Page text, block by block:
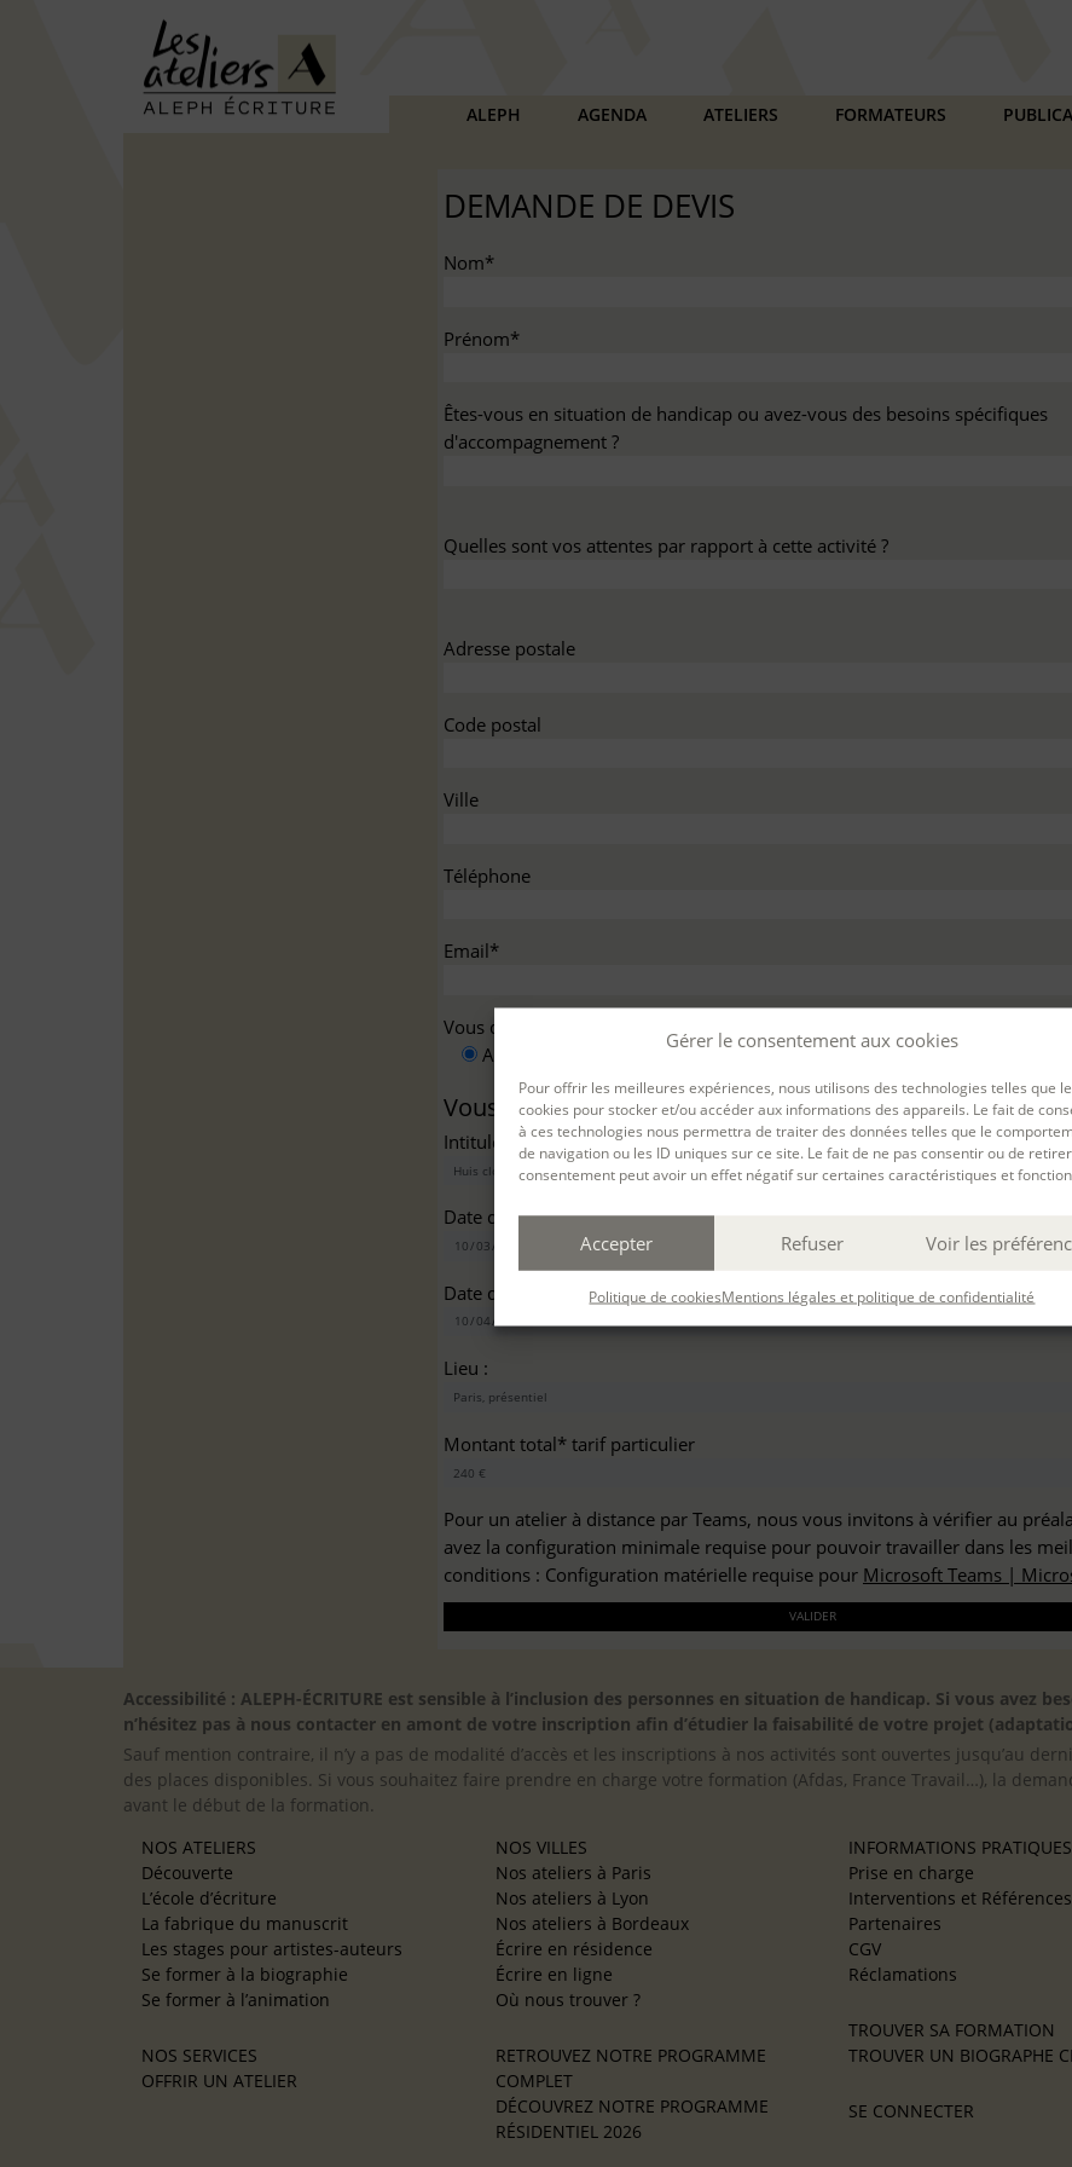
Gérer le consentement aux cookies
Pour offrir les meilleures expériences, nous utilisons des technologies telles que
cookies pour stocker et/ou accéder aux informations des appareils. Le fait de
à ces technologies nous permettra de traiter des données telles que le
de navigation ou les ID uniques sur ce site. Le fait de ne pas consentir ou de
consentement peut avoir un effet négatif sur certaines caractéristiques et
Accepter Refuser Voir les
Politique de cookiesMentions légales et politique de confidentialité
ALEPH AGENDA ATELIERS FORMATEURS
DEMANDE DE DEVIS
Nom*
Prénom*
Êtes-vous en situation de handicap ou avez-vous des besoins spécifiques
d'accompagnement ?
Quelles sont vos attentes par rapport à cette activité ?
Adresse postale
Code postal
Ville
Téléphone
Email*
Vous demandez ce devis :
A titre personnel
Pour bénéficier d’un financement
Vous souhaitez vous inscrire à :
Intitulé(s)*
Date de début*
Date de fin*
Lieu :
Montant total* tarif particulier
Pour un atelier à distance par Teams, nous vous invitons à vérifier au
avez la configuration minimale requise pour pouvoir travailler dans les
conditions : Configuration matérielle requise pour Microsoft Teams |
Accessibilité : ALEPH-ÉCRITURE est sensible à l’inclusion des personnes en situation de handicap. Si vous avez
n’hésitez pas à nous contacter en amont de votre inscription afin d’étudier la faisabilité de votre projet
Sauf mention contraire, il n’y a pas de modalité d’accès et les inscriptions à nos activités sont ouvertes jusqu’au
des places disponibles. Si vous souhaitez faire prendre en charge votre formation (Afdas, France Travail…), la
avant le début de la formation.
NOS ATELIERS
Découverte
L’école d’écriture
La fabrique du manuscrit
Les stages pour artistes-auteurs
Se former à la biographie
Se former à l’animation
NOS SERVICES
OFFRIR UN ATELIER
NOS VILLES
Nos ateliers à Paris
Nos ateliers à Lyon
Nos ateliers à Bordeaux
Écrire en résidence
Écrire en ligne
Où nous trouver ?
RETROUVEZ NOTRE PROGRAMME
COMPLET
DÉCOUVREZ NOTRE PROGRAMME
RÉSIDENTIEL 2026
INFORMATIONS PRATIQUES
Prise en charge
Interventions et Références
Partenaires
CGV
Réclamations
TROUVER SA FORMATION
TROUVER UN BIOGRAPHE
SE CONNECTER